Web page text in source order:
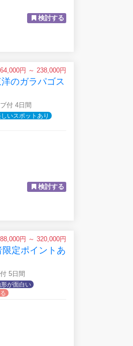
検討する
円 ～ 238,000円
のガラパゴス
付 4日間
いスポットあり
検討する
円 ～ 320,000円
限定ポイントあ
5日間
形が面白い